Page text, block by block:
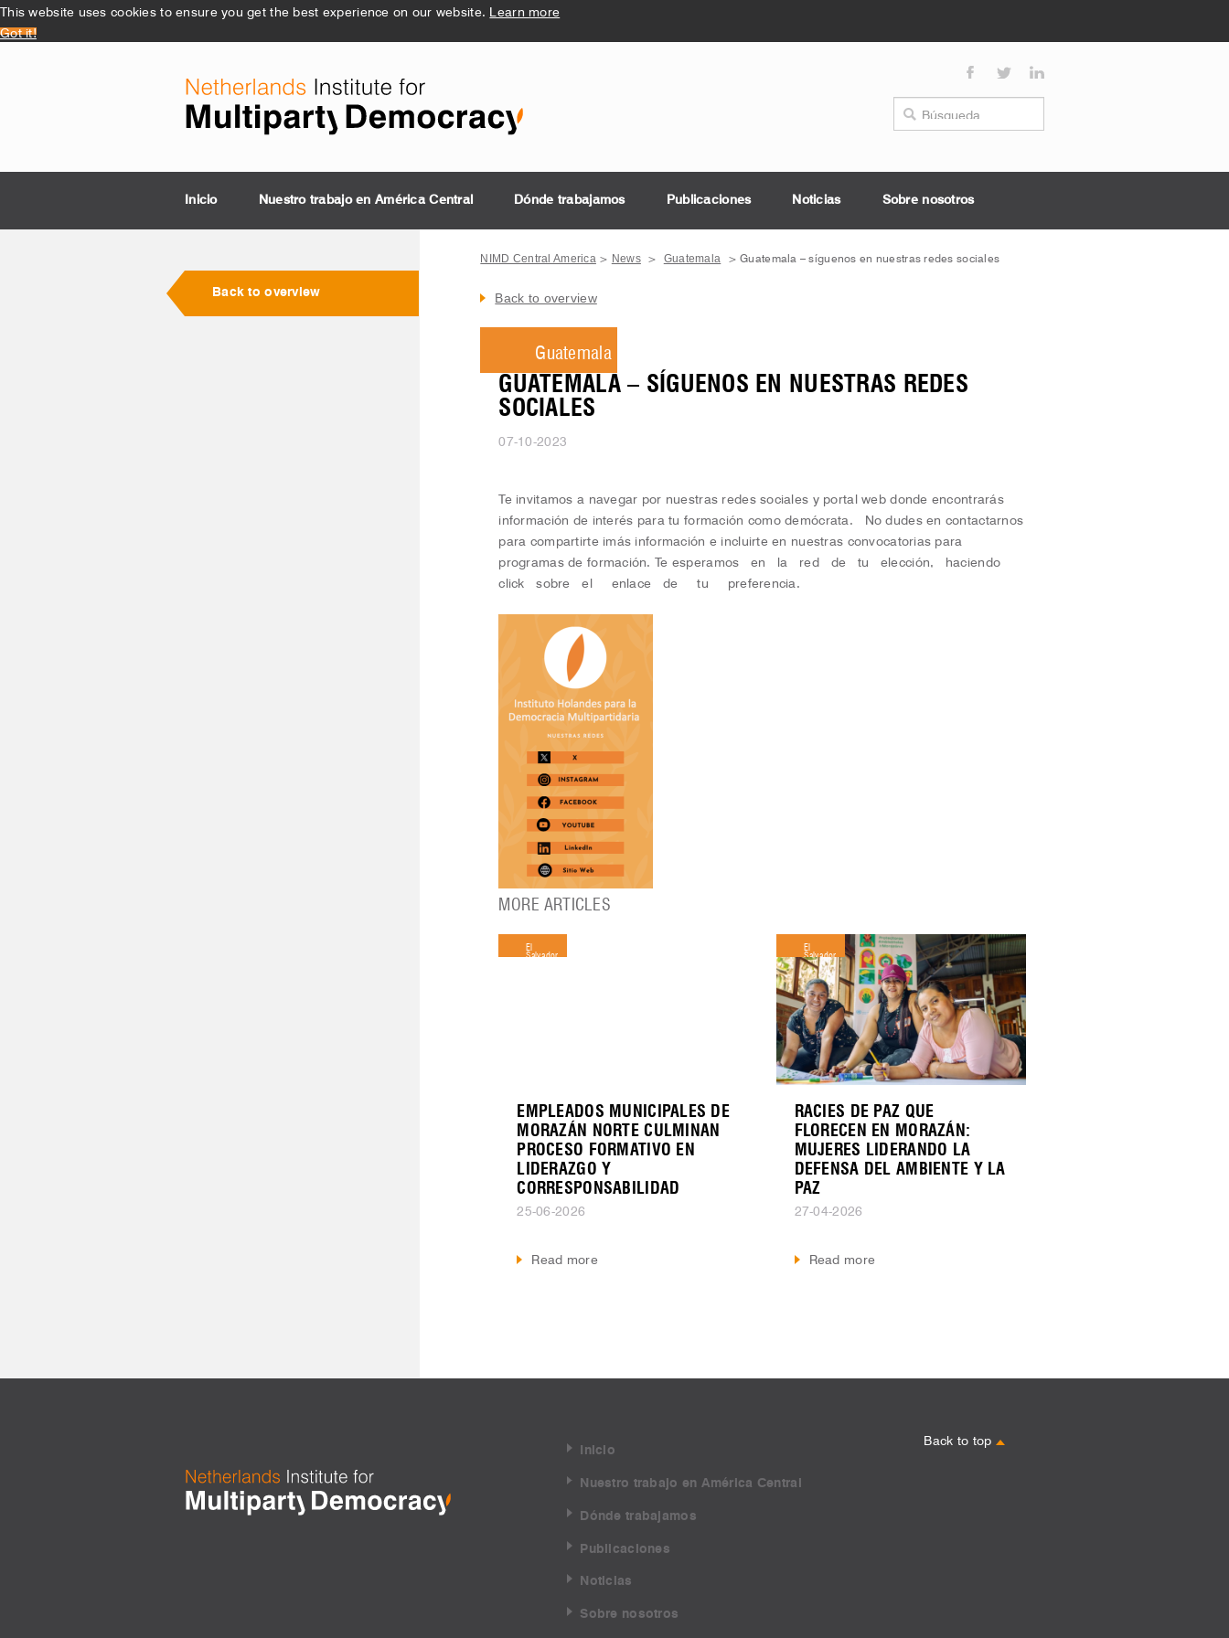
This website uses cookies to ensure you get the best experience on our website. Learn more
Got it!
Inicio Nuestro trabajo en América Central Dónde trabajamos Publicaciones Noticias Sobre nosotros
Back to overview
NIMD Central America > News> Guatemala >Guatemala – síguenos en nuestras redes sociales
Back to overview
Guatemala
GUATEMALA – SÍGUENOS EN NUESTRAS REDES
SOCIALES
07-10-2023
Te invitamos a navegar por nuestras redes sociales y portal web donde encontrarás
información de interés para tu formación como demócrata. No dudes en contactarnos
para compartirte imás información e incluirte en nuestras convocatorias para
programas de formación. Te esperamos en la red de tu elección, haciendo
click sobre el enlace de tu preferencia.
MORE ARTICLES
EMPLEADOS MUNICIPALES DE
MORAZÁN NORTE CULMINAN
PROCESO FORMATIVO EN
LIDERAZGO Y
CORRESPONSABILIDAD
25-06-2026
Read more
El
Salvador
RACIES DE PAZ QUE
FLORECEN EN MORAZÁN:
MUJERES LIDERANDO LA
DEFENSA DEL AMBIENTE Y LA
PAZ
27-04-2026
Read more
El
Salvador
Back to top
Inicio
Nuestro trabajo en América Central
Dónde trabajamos
Publicaciones
Noticias
Sobre nosotros